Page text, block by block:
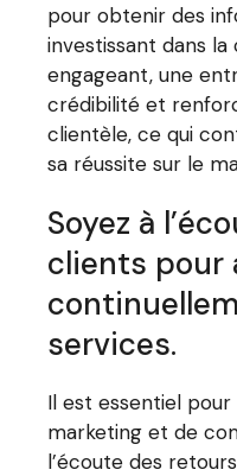
pour obtenir des
investissant dans
engageant, une
crédibilité et
clientèle, ce qui
sa réussite sur le
Soyez à
clients pour
services.
Il est essentiel
marketing et de
l’écoute des